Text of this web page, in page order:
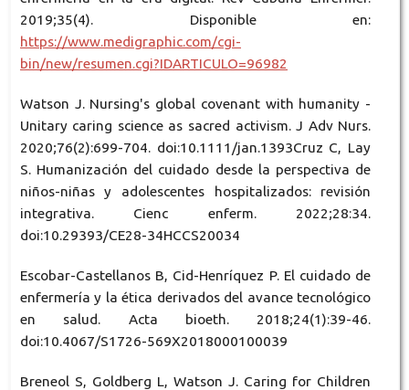
2019;35(4). Disponible en:
https://www.medigraphic.com/cgi-
bin/new/resumen.cgi?IDARTICULO=96982
Watson J. Nursing's global covenant with humanity -
Unitary caring science as sacred activism. J Adv Nurs.
2020;76(2):699-704. doi:10.1111/jan.1393Cruz C, Lay
S. Humanización del cuidado desde la perspectiva de
niños-niñas y adolescentes hospitalizados: revisión
integrativa. Cienc enferm. 2022;28:34.
doi:10.29393/CE28-34HCCS20034
Escobar-Castellanos B, Cid-Henríquez P. El cuidado de
enfermería y la ética derivados del avance tecnológico
en salud. Acta bioeth. 2018;24(1):39-46.
doi:10.4067/S1726-569X2018000100039
Breneol S, Goldberg L, Watson J. Caring for Children